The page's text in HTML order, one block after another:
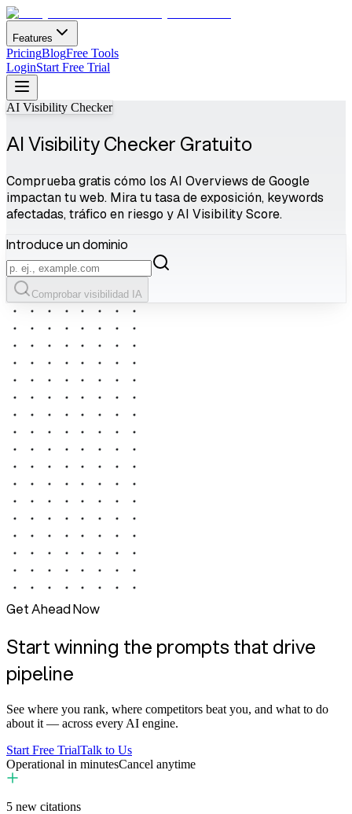
Features
PricingBlogFree Tools
LoginStart Free Trial
AI Visibility Checker
AI Visibility Checker Gratuito
Comprueba gratis cómo los AI Overviews de Google
impactan tu web. Mira tu tasa de exposición, keywords
afectadas, tráfico en riesgo y AI Visibility Score.
Introduce un dominio
Comprobar visibilidad IA
Get Ahead Now
Start winning the prompts that drive
pipeline
See where you rank, where competitors beat you, and what to do
about it — across every AI engine.
Start Free TrialTalk to Us
Operational in minutesCancel anytime
5 new citations